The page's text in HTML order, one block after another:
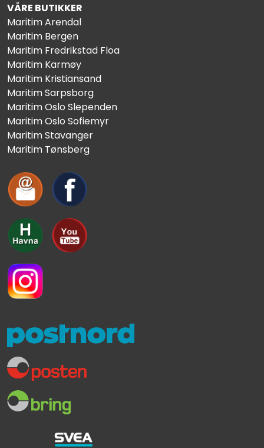
VÅRE BUTIKKER
Maritim Arendal
Maritim Bergen
Maritim Fredrikstad Floa
Maritim Karmøy
Maritim Kristiansand
Maritim Sarpsborg
Maritim Oslo Slependen
Maritim Oslo Sofiemyr
Maritim Stavanger
Maritim Tønsberg